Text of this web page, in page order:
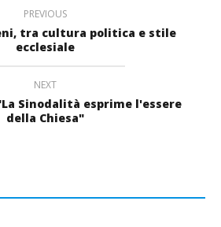
PREVIOUS
tra cultura politica e stile
ecclesiale
NEXT
Sinodalità esprime l'essere
della Chiesa"